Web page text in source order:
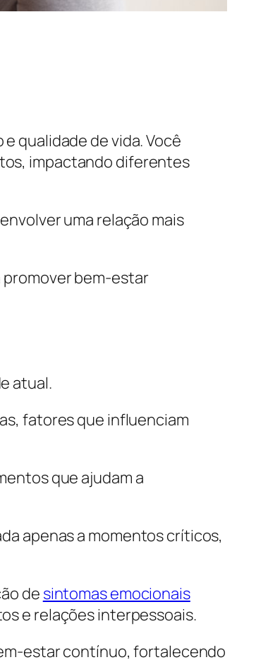
qualidade de vida. Você
impactando diferentes
uma relação mais
promover bem-estar
atual.
fatores que influenciam
que ajudam a
apenas a momentos críticos,
de sintomas emocionais
e relações interpessoais.
estar contínuo, fortalecendo